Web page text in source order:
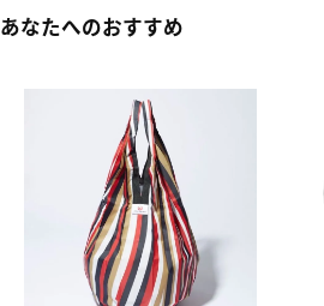
あなたへのおすすめ